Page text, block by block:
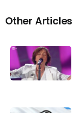
Other Articles